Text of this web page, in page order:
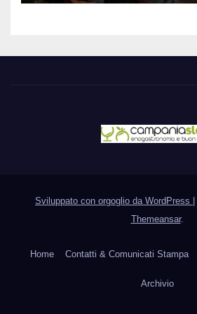
Sviluppato con orgoglio da WordPress
Themeansar.
Home Contatti & Comunicati Stampa
Archivio